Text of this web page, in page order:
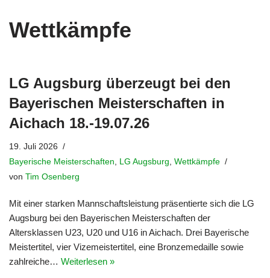
Wettkämpfe
LG Augsburg überzeugt bei den
Bayerischen Meisterschaften in
Aichach 18.-19.07.26
19. Juli 2026
Bayerische Meisterschaften
LG Augsburg Wettkämpfe
von Tim Osenberg
Mit einer starken Mannschaftsleistung präsentierte sich die LG
Augsburg bei den Bayerischen Meisterschaften der
Altersklassen U23, U20 und U16 in Aichach. Drei Bayerische
Meistertitel, vier Vizemeistertitel, eine Bronzemedaille sowie
zahlreiche… Weiterlesen »